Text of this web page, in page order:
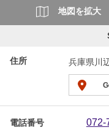
住所 兵庫県川
電話番号 072-
地図を拡大